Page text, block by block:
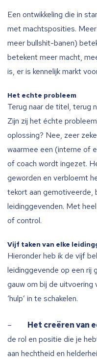
Een ontwikkeling die in
met machtsposities.
meer bullshit-banen)
betekent meer macht,
is, er is kennelijk markt
Het echte probleem
Terug naar de titel, terug
Zijn zij het échte
oplossing? Nee, zeer
waarmee een (interne of
of coach wordt ingezet.
geworden en verbloemt
tekort aan gemotiveerde,
leidinggevenden. Met
of control.
Vijf taken van elke
Hieronder heb ik de vijf
leidinggevende op een rij
gauw om bij de uitvoering
‘hulp’ in te schakelen.
– Het creëren van
de rol en positie die je
aan hechtheid en